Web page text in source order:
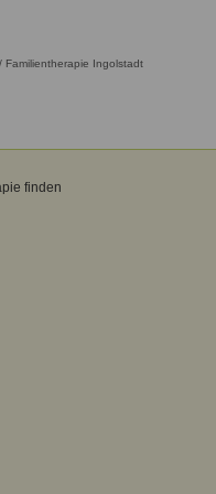
Ingolstadt
finden